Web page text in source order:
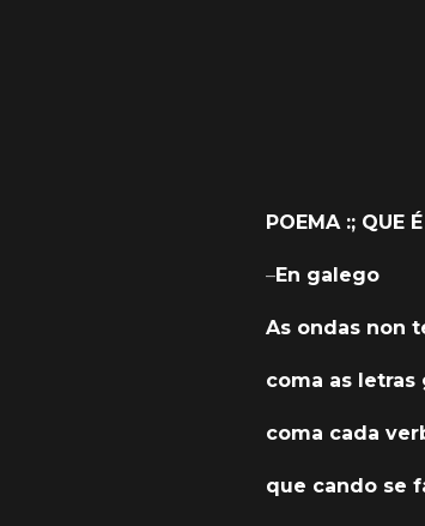
POEMA :; QUE
–En galego
As ondas non
coma as letras
coma cada
que cando se